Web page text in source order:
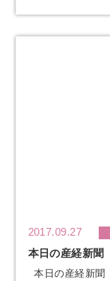
2017.09.27
本日の産経新聞
本日の産経新聞